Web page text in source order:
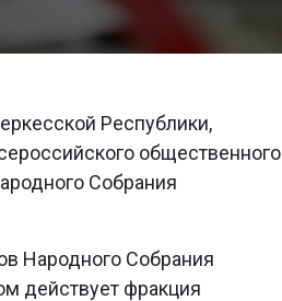
Республики,
общественного
Собрания
Народного Собрания
действует фракция